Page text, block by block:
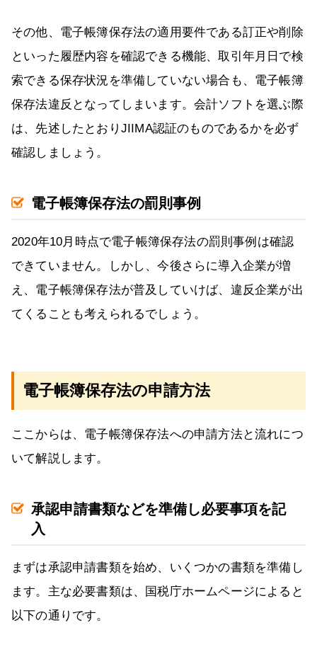
その他、電子帳簿保存法の適用要件である訂正や削除
といった履歴内容を確認できる機能、取引年月日で検
索できる保存状況を準備していない場合も、電子帳簿
保存法違反となってしまいます。会計ソフトを選ぶ際
は、先述したとおりJIIMA認証のものであるかを必ず
確認しましょう。
電子帳簿保存法の罰則事例
2020年10月時点で電子帳簿保存法の罰則事例は確認
できていません。しかし、今後さらに導入企業が増
え、電子帳簿保存法が普及していけば、違反企業が出
てくることも考えられるでしょう。
電子帳簿保存法の申請方法
ここからは、電子帳簿保存法への申請方法と流れにつ
いて解説します。
承認申請書類などを準備し必要事項を記
入
まずは承認申請書類を始め、いくつかの書類を準備し
ます。主な必要書類は、国税庁ホームページによると
以下の通りです。